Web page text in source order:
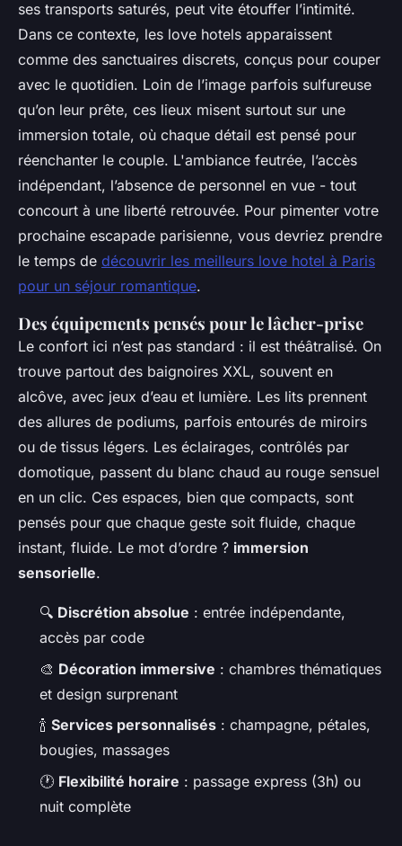
ses transports saturés, peut vite étouffer l’intimité.
Dans ce contexte, les love hotels apparaissent
comme des sanctuaires discrets, conçus pour couper
avec le quotidien. Loin de l’image parfois sulfureuse
qu’on leur prête, ces lieux misent surtout sur une
immersion totale, où chaque détail est pensé pour
réenchanter le couple. L'ambiance feutrée, l’accès
indépendant, l’absence de personnel en vue - tout
concourt à une liberté retrouvée. Pour pimenter votre
prochaine escapade parisienne, vous devriez prendre
le temps de découvrir les meilleurs love hotel à Paris
pour un séjour romantique.
Des équipements pensés pour le lâcher-prise
Le confort ici n’est pas standard : il est théâtralisé. On
trouve partout des baignoires XXL, souvent en
alcôve, avec jeux d’eau et lumière. Les lits prennent
des allures de podiums, parfois entourés de miroirs
ou de tissus légers. Les éclairages, contrôlés par
domotique, passent du blanc chaud au rouge sensuel
en un clic. Ces espaces, bien que compacts, sont
pensés pour que chaque geste soit fluide, chaque
instant, fluide. Le mot d’ordre ? immersion
sensorielle.
🔍 Discrétion absolue : entrée indépendante,
accès par code
🎨 Décoration immersive : chambres thématiques
et design surprenant
🍾 Services personnalisés : champagne, pétales,
bougies, massages
🕐 Flexibilité horaire : passage express (3h) ou
nuit complète